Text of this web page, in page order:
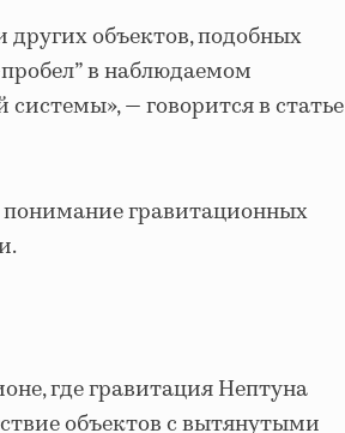
объектов, подобных
в наблюдаемом
— говорится в статье
гравитационных
где гравитация Нептуна
объектов с вытянутыми